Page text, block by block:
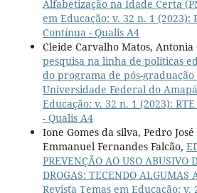
Alfabetização na Idade Certa
em Educação: v. 32 n. 1 (2023):
Contínua - Qualis A4
Cleide Carvalho Matos, Antonia
pesquisa na linha de políticas
do programa de pós-graduação
Universidade Federal do Amapá
Educação: v. 32 n. 1 (2023):
- Qualis A4
Ione Gomes da silva, Pedro
Emmanuel Fernandes Falcão,
PREVENÇÃO AO USO ABUSIVO
DROGAS: TECENDO ALGUMAS
Revista Temas em Educação: v.